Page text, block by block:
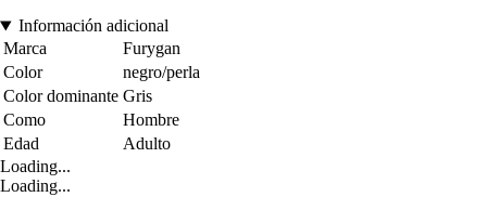
Información adicional
Marca
Furygan
Color
negro/perla
Color dominante Gris
Como
Hombre
Edad
Adulto
Loading...
Loading...